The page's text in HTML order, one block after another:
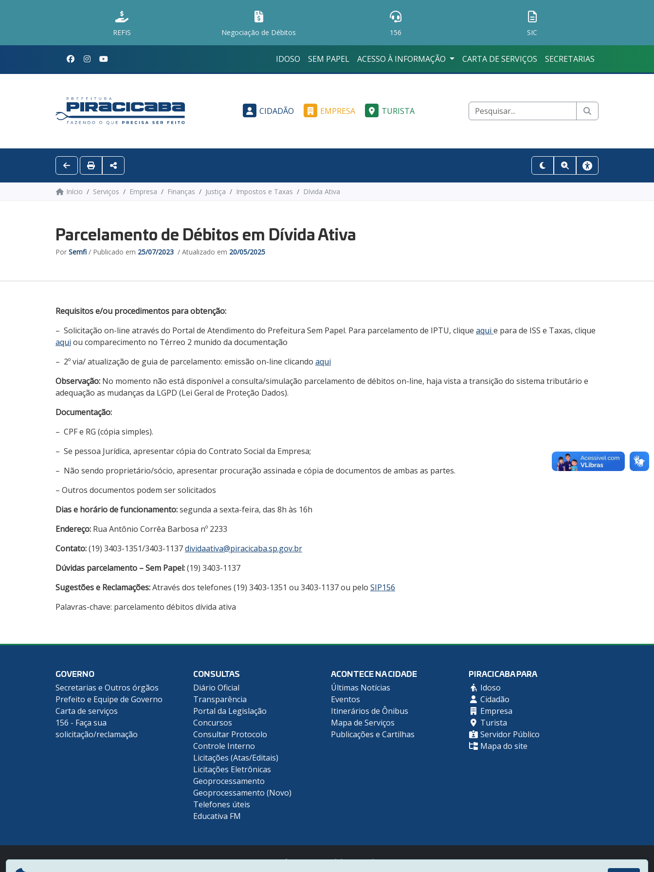
REFIS Negociação de Débitos 156 SIC
IDOSO SEM PAPEL ACESSO À INFORMAÇÃO CARTA DE SERVIÇOS SECRETARIAS
CIDADÃO EMPRESA TURISTA
Início Serviços Empresa Finanças Justiça Impostos e Taxas Dívida Ativa
Parcelamento de Débitos em Dívida Ativa
Por Semfi / Publicado em 25/07/2023 / Atualizado em 20/05/2025
Requisitos e/ou procedimentos para obtenção:
– Solicitação on-line através do Portal de Atendimento do Prefeitura Sem Papel. Para parcelamento de IPTU, clique aqui e para de ISS e Taxas, clique
aqui ou comparecimento no Térreo 2 munido da documentação
– 2º via/ atualização de guia de parcelamento: emissão on-line clicando aqui
Observação: No momento não está disponível a consulta/simulação parcelamento de débitos on-line, haja vista a transição do sistema tributário e
adequação as mudanças da LGPD (Lei Geral de Proteção Dados).
Documentação:
– CPF e RG (cópia simples).
– Se pessoa Jurídica, apresentar cópia do Contrato Social da Empresa;
– Não sendo proprietário/sócio, apresentar procuração assinada e cópia de documentos de ambas as partes.
– Outros documentos podem ser solicitados
Dias e horário de funcionamento:segunda a sexta-feira, das 8h às 16h
Endereço: Rua Antônio Corrêa Barbosa nº 2233
Contato:(19) 3403-1351/3403-1137dividaativa@piracicaba.sp.gov.br
Dúvidas parcelamento – Sem Papel:(19) 3403-1137
Sugestões e Reclamações:Através dos telefones (19) 3403-1351 ou 3403-1137 ou pelo SIP156
Palavras-chave: parcelamento débitos dívida ativa
GOVERNO
Secretarias e Outros órgãos
Prefeito e Equipe de Governo
Carta de serviços
156 - Faça sua
solicitação/reclamação
CONSULTAS
Diário Oficial
Transparência
Portal da Legislação
Concursos
Consultar Protocolo
Controle Interno
Licitações (Atas/Editais)
Licitações Eletrônicas
Geoprocessamento
Geoprocessamento (Novo)
Telefones úteis
Educativa FM
ACONTECE NA CIDADE
Últimas Notícias
Eventos
Itinerários de Ônibus
Mapa de Serviços
Publicações e Cartilhas
PIRACICABA PARA
Idoso
Cidadão
Empresa
Turista
Servidor Público
Mapa do site
Prefeitura Municipal de Piracicaba